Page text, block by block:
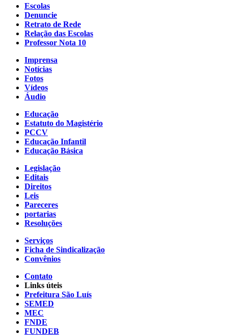
Escolas
Denuncie
Retrato de Rede
Relação das Escolas
Professor Nota 10
Imprensa
Notícias
Fotos
Vídeos
Áudio
Educação
Estatuto do Magistério
PCCV
Educação Infantil
Educação Básica
Legislação
Editais
Direitos
Leis
Pareceres
portarias
Resoluções
Serviços
Ficha de Sindicalização
Convênios
Contato
Links úteis
Prefeitura São Luís
SEMED
MEC
FNDE
FUNDEB